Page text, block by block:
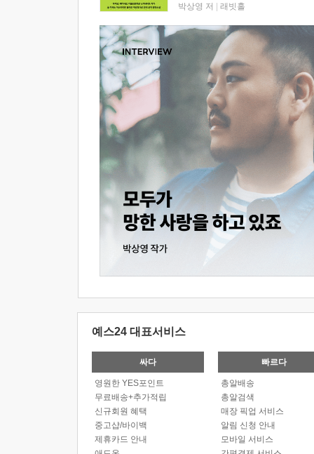
박상영 저 래빗홀
예스24 대표서비스
싸다
영원한 YES포인트
무료배송+추가적립
신규회원 혜택
중고샵/바이백
제휴카드 안내
빠르다
총알배송
총알검색
매장 픽업 서비스
알림 신청 안내
모바일 서비스